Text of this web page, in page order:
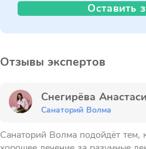
Оставить
Отзывы экспертов
Снегирёва
Санаторий Волма
Санаторий Волма подойдёт тем,